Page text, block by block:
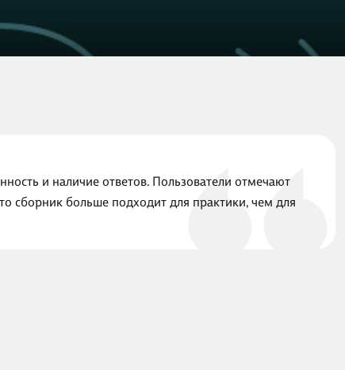
и наличие ответов. Пользователи отмечают
сборник больше подходит для практики, чем для